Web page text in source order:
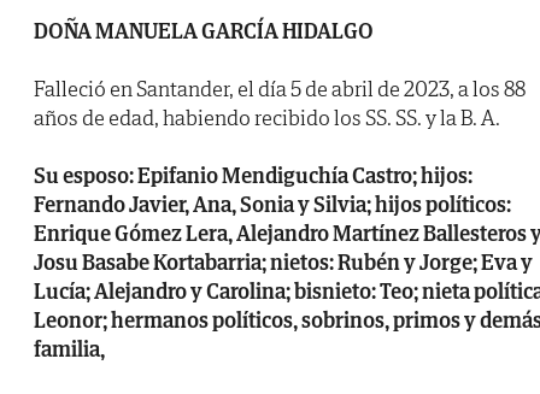
DOÑA MANUELA GARCÍA HIDALGO
Falleció en Santander, el día 5 de abril de 2023, a los 88
años de edad, habiendo recibido los SS. SS. y la B. A.
Su esposo: Epifanio Mendiguchía Castro; hijos:
Fernando Javier, Ana, Sonia y Silvia; hijos políticos:
Enrique Gómez Lera, Alejandro Martínez Ballesteros
Josu Basabe Kortabarria; nietos: Rubén y Jorge; Eva y
Lucía; Alejandro y Carolina; bisnieto: Teo; nieta
Leonor; hermanos políticos, sobrinos, primos y
familia,